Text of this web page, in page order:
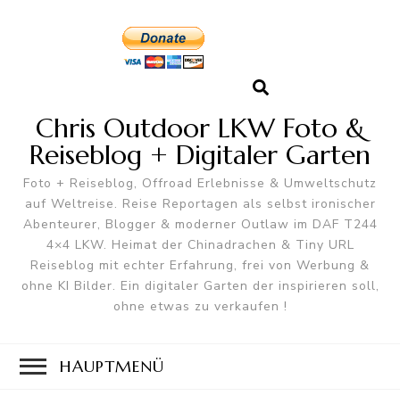
Chris Outdoor LKW Foto &
Reiseblog + Digitaler Garten
Foto + Reiseblog, Offroad Erlebnisse & Umweltschutz
auf Weltreise. Reise Reportagen als selbst ironischer
Abenteurer, Blogger & moderner Outlaw im DAF T244
4×4 LKW. Heimat der Chinadrachen & Tiny URL
Reiseblog mit echter Erfahrung, frei von Werbung &
ohne KI Bilder. Ein digitaler Garten der inspirieren soll,
ohne etwas zu verkaufen !
HAUPTMENÜ